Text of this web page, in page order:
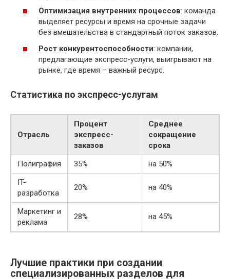
Оптимизация внутренних процессов: команда
выделяет ресурсы и время на срочные задачи
без вмешательства в стандартный поток заказов.
Рост конкурентоспособности: компании,
предлагающие экспресс-услуги, выигрывают на
рынке, где время – важный ресурс.
Статистика по экспресс-услугам
Отрасль
Процент
экспресс-
заказов
Среднее
сокращение
срока
Полиграфия
35%
на 50%
IT-
разработка
20% на 40%
Маркетинг и
реклама
28% на 45%
Лучшие практики при создании
специализированных разделов для